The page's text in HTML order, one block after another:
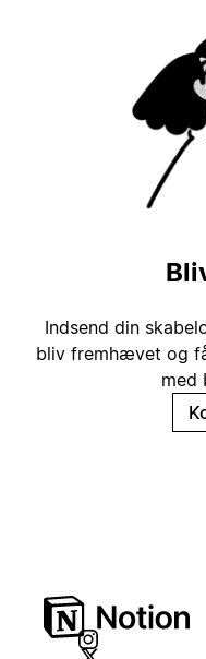
Indsend din
bliv fremhævet og
med